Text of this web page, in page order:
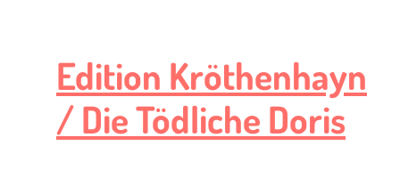
Edition Kröthenhayn
/ Die Tödliche Doris